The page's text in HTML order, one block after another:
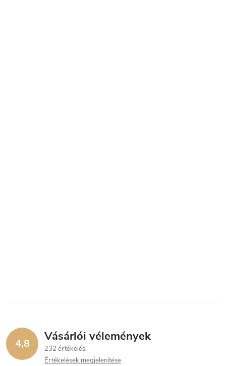
4,8 Vásárlói vélemények
232 értékelés
Értékelések megjelenítése